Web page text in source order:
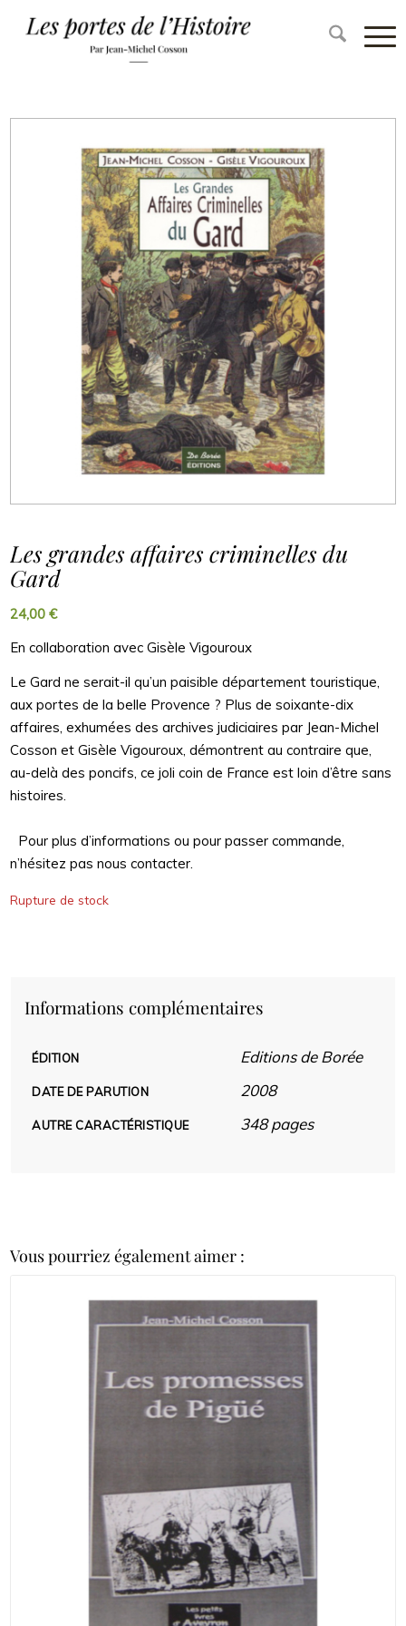
Les grandes affaires criminelles du
Gard
24,00€
En collaboration avec Gisèle Vigouroux
Le Gard ne serait-il qu’un paisible département touristique,
aux portes de la belle Provence ? Plus de soixante-dix
affaires, exhumées des archives judiciaires par Jean-Michel
Cosson et Gisèle Vigouroux, démontrent au contraire que,
au-delà des poncifs, ce joli coin de France est loin d’être sans
histoires.
Pour plus d’informations ou pour passer commande,
n’hésitez pas nous contacter.
Rupture de stock
Informations complémentaires
ÉDITION Editions de Borée
DATE DE PARUTION 2008
AUTRE CARACTÉRISTIQUE 348 pages
Vous pourriez également aimer :